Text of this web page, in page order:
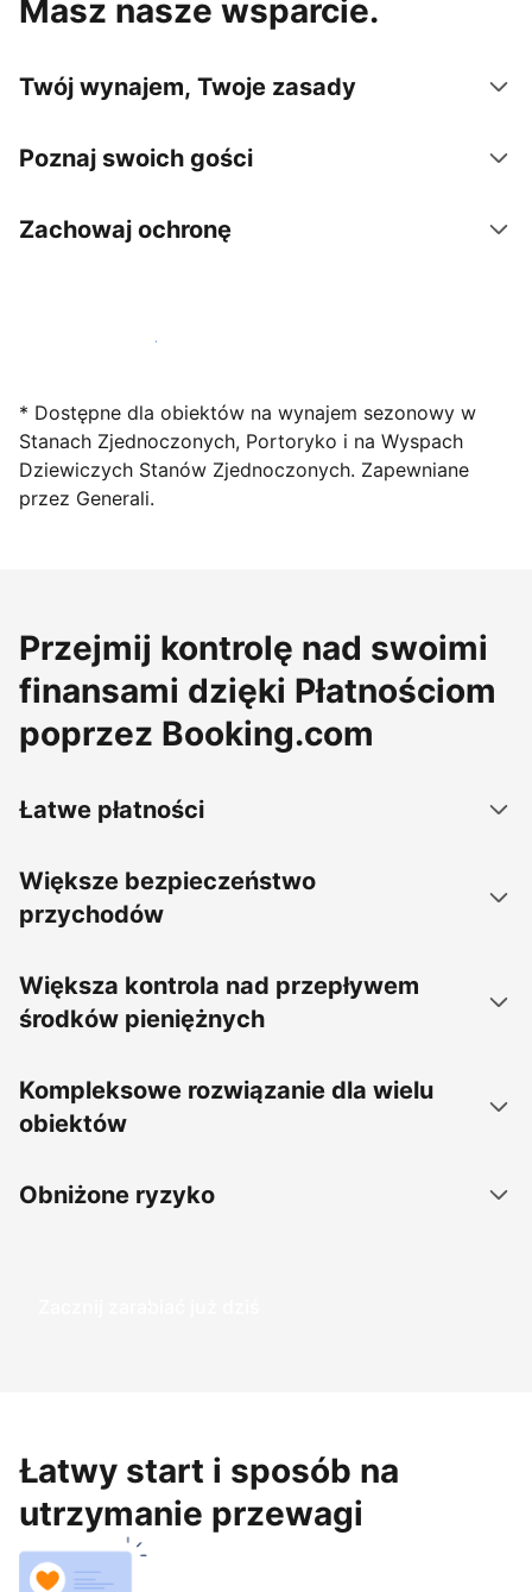
Masz nasze wsparcie.
Twój wynajem, Twoje zasady
Poznaj swoich gości
Zachowaj ochronę
Zarejestruj obiekt już dziś
* Dostępne dla obiektów na wynajem sezonowy w
Stanach Zjednoczonych, Portoryko i na Wyspach
Dziewiczych Stanów Zjednoczonych. Zapewniane
przez Generali.
Przejmij kontrolę nad swoimi
finansami dzięki Płatnościom
poprzez Booking.com
Łatwe płatności
Większe bezpieczeństwo
przychodów
Większa kontrola nad przepływem
środków pieniężnych
Kompleksowe rozwiązanie dla wielu
obiektów
Obniżone ryzyko
Zacznij zarabiać już dziś
Łatwy start i sposób na
utrzymanie przewagi